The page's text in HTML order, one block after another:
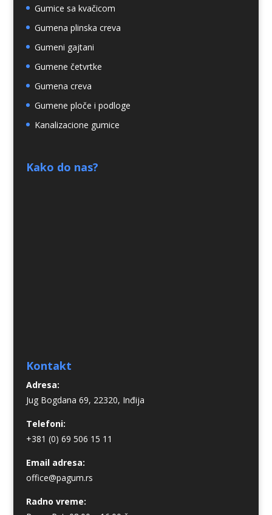
Gumice sa kvačicom
Gumena plinska creva
Gumeni gajtani
Gumene četvrtke
Gumena creva
Gumene ploče i podloge
Kanalizacione gumice
Kako do nas?
Kontakt
Adresa:
Jug Bogdana 69, 22320, Inđija
Telefoni:
+381 (0) 69 506 15 11
Email adresa:
office@pagum.rs
Radno vreme: